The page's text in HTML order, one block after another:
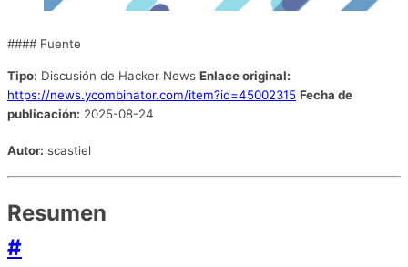
#### Fuente
Tipo: Discusión de Hacker News Enlace original:
https://news.ycombinator.com/item?id=45002315 Fecha de
publicación: 2025-08-24
Autor: scastiel
Resumen
#